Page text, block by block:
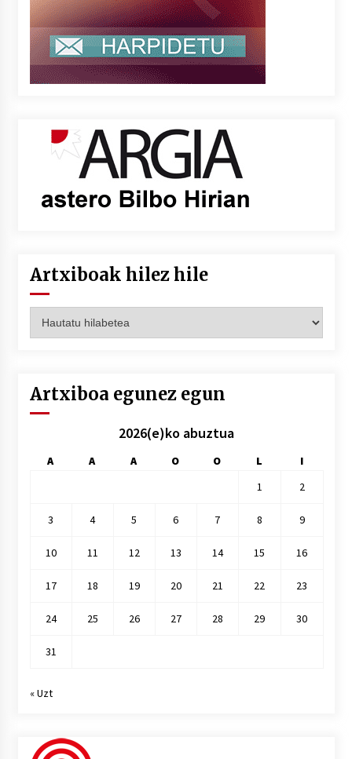
Artxiboak hilez hile
hilez
Artxiboa egunez egun
2026(e)ko abuztua
A A A O O L
I
1
2
3 4 5 6 7 8 9
10 11 12 13 14 15 16
17 18 19 20 21 22 23
24 25 26 27 28 29 30
31
« Uzt